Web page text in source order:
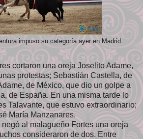
impuso su categoría ayer en Madrid.
cortaron una oreja Joselito Adame,
protestas; Sebastián Castella, de
de México, que dio un golpe a
de España. En una misma tarde lo
Talavante, que estuvo extraordinario;
María Manzanares.
al malagueño Fortes una oreja
consideraron de dos. Entre